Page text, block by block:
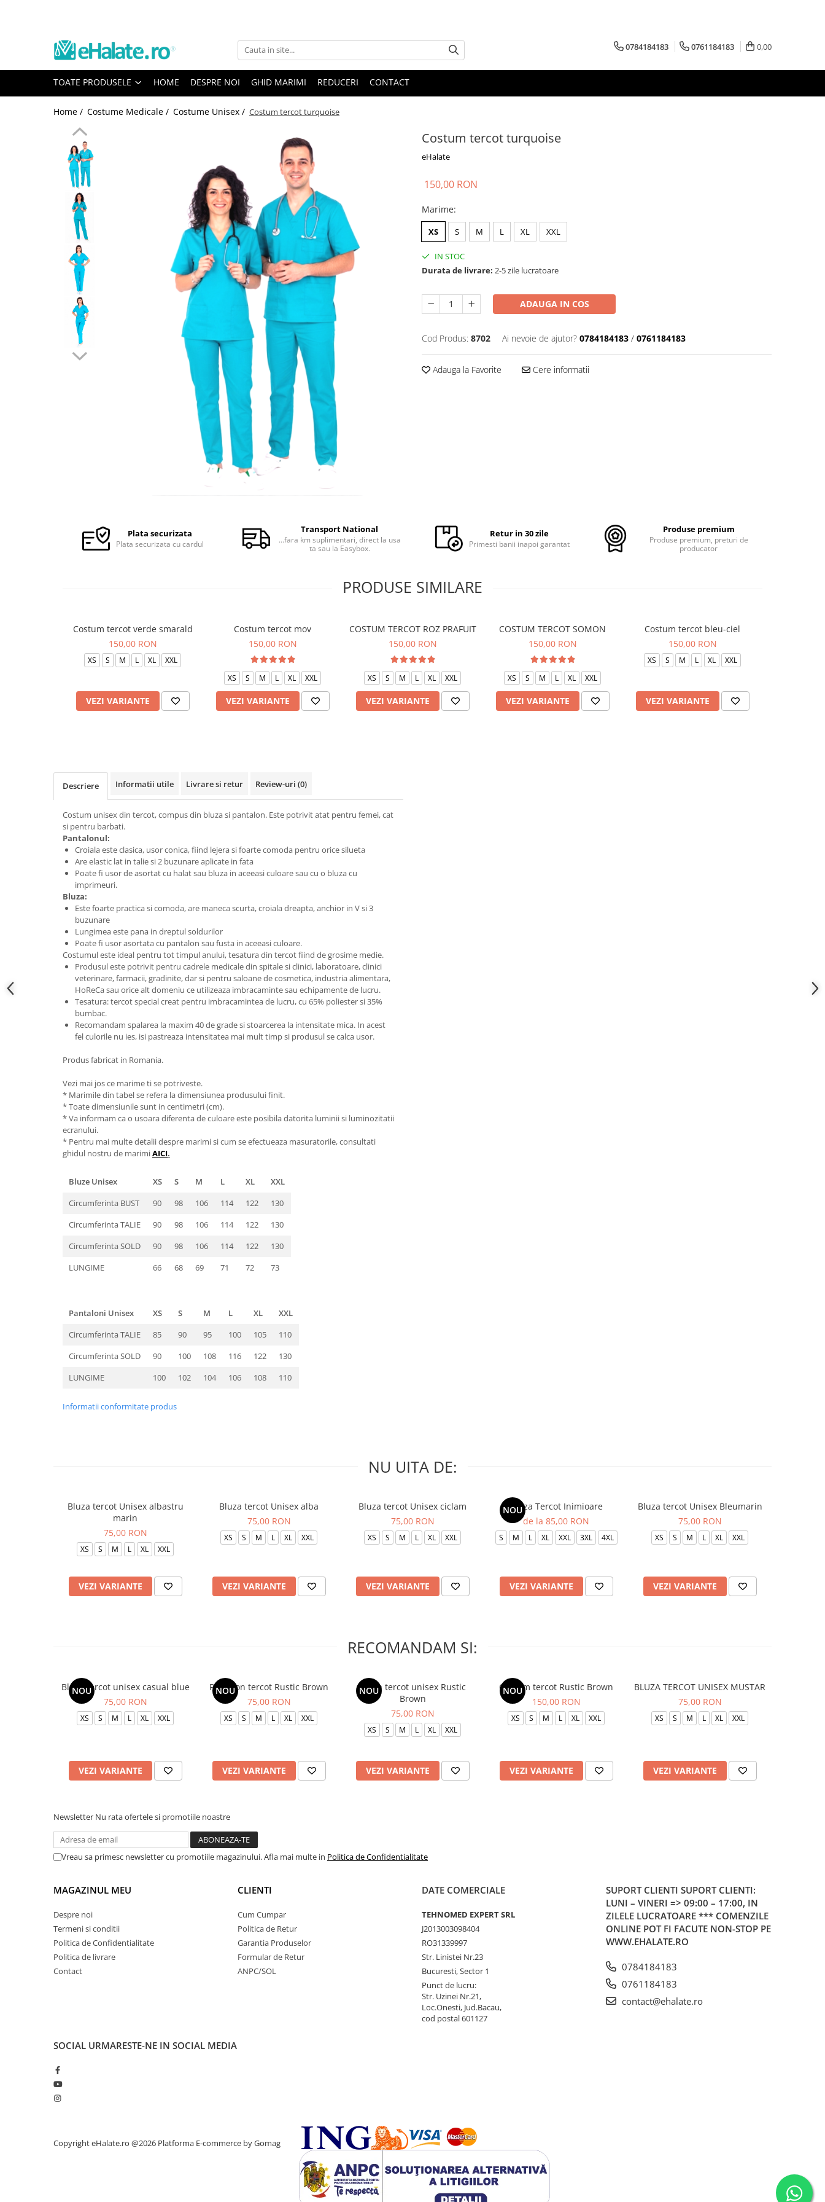
Toate Produsele
Bluze Unisex
Bluze unisex cu imprimeuri
Bluze medicale uni
Halate medicale
Halate medicale femei
Halate medicale barbati
Halate medicale P2 cu fluturas
Halate medicale cu nasturi
Halate medicale cu fermoar
Halate medicale polar - unisex
Tricouri de lucru
0784184183 0761184183 0,00
TOATE PRODUSELE HOME DESPRE NOI GHID MARIMI REDUCERI CONTACT
Home / Costume Medicale / Costume Unisex / Costum tercot turquoise
Costum tercot turquoise
eHalate
Facebook
150,00 RON
Marime:
XS S M L XL XXL
IN STOC
Durata de livrare: 2-5 zile lucratoare
ADAUGA IN COS
Cod Produs: 8702 Ai nevoie de ajutor? 0784184183 / 0761184183
Adauga la Favorite Cere informatii
Plata securizata
Plata securizata cu cardul
Transport National
...fara km suplimentari, direct la usa
ta sau la Easybox.
Retur in 30 zile
Primesti banii inapoi garantat
Produse premium
Produse premium, preturi de
producator
PRODUSE SIMILARE
Costum tercot verde smarald
150,00 RON
XS S M L XL XXL
VEZI VARIANTE
Costum tercot mov
150,00 RON
XS S M L XL XXL
VEZI VARIANTE
COSTUM TERCOT ROZ PRAFUIT
150,00 RON
XS S M L XL XXL
VEZI VARIANTE
COSTUM TERCOT SOMON
150,00 RON
XS S M L XL XXL
VEZI VARIANTE
Costum tercot bleu-ciel
150,00 RON
XS S M L XL XXL
VEZI VARIANTE
Descriere Informatii utile Livrare si retur Review-uri (0)
Costum unisex din tercot, compus din bluza si pantalon. Este potrivit atat pentru femei, cat
si pentru barbati.
Pantalonul:
Croiala este clasica, usor conica, fiind lejera si foarte comoda pentru orice silueta
Are elastic lat in talie si 2 buzunare aplicate in fata
Poate fi usor de asortat cu halat sau bluza in aceeasi culoare sau cu o bluza cu
imprimeuri.
Bluza:
Este foarte practica si comoda, are maneca scurta, croiala dreapta, anchior in V si 3
buzunare
Lungimea este pana in dreptul soldurilor
Poate fi usor asortata cu pantalon sau fusta in aceeasi culoare.
Costumul este ideal pentru tot timpul anului, tesatura din tercot fiind de grosime medie.
Produsul este potrivit pentru cadrele medicale din spitale si clinici, laboratoare, clinici
veterinare, farmacii, gradinite, dar si pentru saloane de cosmetica, industria alimentara,
HoReCa sau orice alt domeniu ce utilizeaza imbracaminte sau echipamente de lucru.
Tesatura: tercot special creat pentru imbracamintea de lucru, cu 65% poliester si 35%
bumbac.
Recomandam spalarea la maxim 40 de grade si stoarcerea la intensitate mica. In acest
fel culorile nu ies, isi pastreaza intensitatea mai mult timp si produsul se calca usor.
Produs fabricat in Romania.
Vezi mai jos ce marime ti se potriveste.
* Marimile din tabel se refera la dimensiunea produsului finit.
* Toate dimensiunile sunt in centimetri (cm).
* Va informam ca o usoara diferenta de culoare este posibila datorita luminii si luminozitatii
ecranului.
* Pentru mai multe detalii despre marimi si cum se efectueaza masuratorile, consultati
ghidul nostru de marimiAICI.
Bluze Unisex XS S M L XL
XXL
Circumferinta BUST
90 98 106 114 122
130
Circumferinta TALIE
90 98 106 114 122
130
Circumferinta SOLD
90 98 106 114 122
130
LUNGIME
66 68 69 71 72 73
Pantaloni Unisex XS S M L XL
XXL
Circumferinta TALIE
85 90 95 100 105
110
Circumferinta SOLD
90 100 108 116 122
130
LUNGIME
100 102 104 106 108 110
Informatii conformitate produs
NU UITA DE:
Bluza tercot Unisex albastru
marin
75,00 RON
XS S M L XL XXL
VEZI VARIANTE
Bluza tercot Unisex alba
75,00 RON
XS S M L XL XXL
VEZI VARIANTE
Bluza tercot Unisex ciclam
75,00 RON
XS S M L XL XXL
VEZI VARIANTE
NOU
Bluza Tercot Inimioare
de la 85,00 RON
S M L XL XXL 3XL 4XL
VEZI VARIANTE
Bluza tercot Unisex Bleumarin
75,00 RON
XS S M L XL XXL
VEZI VARIANTE
RECOMANDAM SI:
NOU
Bluza tercot unisex casual blue
75,00 RON
XS S M L XL XXL
VEZI VARIANTE
NOU
Pantalon tercot Rustic Brown
75,00 RON
XS S M L XL XXL
VEZI VARIANTE
NOU
Bluza tercot unisex Rustic
Brown
75,00 RON
XS S M L XL XXL
VEZI VARIANTE
NOU
Costum tercot Rustic Brown
150,00 RON
XS S M L XL XXL
VEZI VARIANTE
BLUZA TERCOT UNISEX MUSTAR
75,00 RON
XS S M L XL XXL
VEZI VARIANTE
Newsletter Nu rata ofertele si promotiile noastre
Vreau sa primesc newsletter cu promotiile magazinului. Afla mai multe in Politica de Confidentialitate
MAGAZINUL MEU
Despre noi
Termeni si conditii
Politica de Confidentialitate
Politica de livrare
Contact
CLIENTI
Cum Cumpar
Politica de Retur
Garantia Produselor
Formular de Retur
ANPC/SOL
DATE COMERCIALE
TEHNOMED EXPERT SRL
J2013003098404
RO31339997
Str. Linistei Nr.23
Bucuresti, Sector 1
Punct de lucru:
Str. Uzinei Nr.21,
Loc.Onesti, Jud.Bacau,
cod postal 601127
SUPORT CLIENTI SUPORT CLIENTI:
LUNI – VINERI => 09:00 – 17:00, IN
ZILELE LUCRATOARE *** COMENZILE
ONLINE POT FI FACUTE NON-STOP PE
WWW.EHALATE.RO
0784184183
0761184183
contact@ehalate.ro
SOCIAL URMARESTE-NE IN SOCIAL MEDIA
Copyright eHalate.ro @2026 Platforma E-commerce by Gomag